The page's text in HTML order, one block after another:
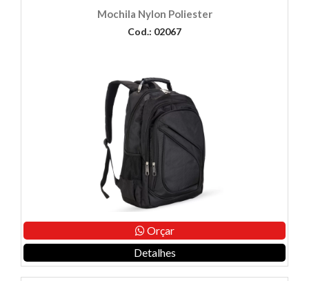
Mochila Nylon Poliester
Cod.: 02067
Orçar
Detalhes